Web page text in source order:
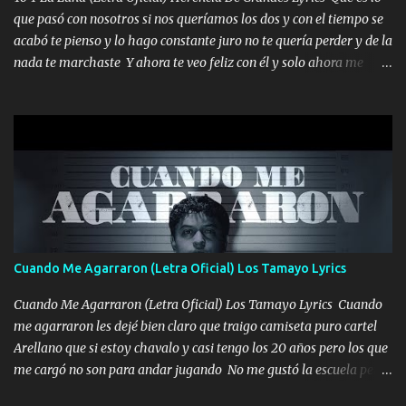
tengo de mi mente no se va, en mi corazón me llevo lo mismo que
tu papá, a veces me pongo triste porque no puedo mirarte, mas se
que tu me escuchas porque tu eres mi gran ángel, El desespero me
que pasó con nosotros si nos queríamos los dos y con el tiempo se
acabó te pienso y lo hago constante juro no te quería perder y de la
nada te marchaste Y ahora te veo feliz con él y solo ahora me
pero eso ya no va a pasar me perderé en la soledad Porque me
mirabas bonito si yo no fui el final feliz el final fue triste pa mí Y
duele no tenerte aquí sabiendo que moría por ti yo y la luna
cantamos y por ti nos embriagamos Quién sabe qué será de mí si
contigo fui muy feliz a lo mejor no lloró pero muy en el fondo te
adoro
Cuando Me Agarraron (Letra Oficial) Los Tamayo Lyrics
Cuando Me Agarraron (Letra Oficial) Los Tamayo Lyrics Cuando
me agarraron les dejé bien claro que traigo camiseta puro cartel
Arellano que si estoy chavalo y casi tengo los 20 años pero los que
me cargó no son para andar jugando No me gustó la escuela pero